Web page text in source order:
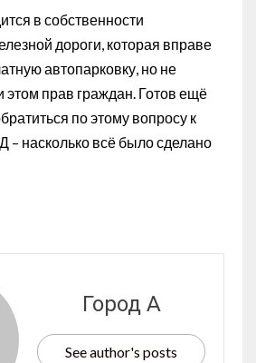
в собственности
дороги, которая вправе
автопарковку, но не
этом прав граждан. Готов ещё
по этому вопросу к
– насколько всё было сделано
Город А
See author's posts